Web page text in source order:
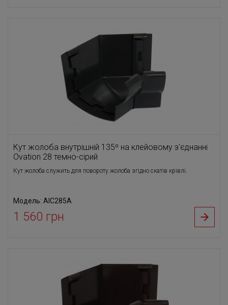
Кут жолоба внутрішній 135⁰ на клейовому з'єднанні
Ovation 28 темно-сірий
Кут жолоба служить для повороту жолоба згідно скатів крівлі.
Модель: AIC285A
1 560 грн